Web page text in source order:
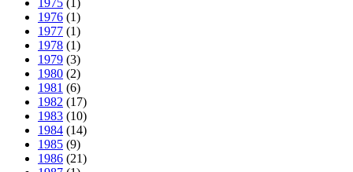
1976 (1)
1977 (1)
1978 (1)
1979 (3)
1980 (2)
1981 (6)
1982 (17)
1983 (10)
1984 (14)
1985 (9)
1986 (21)